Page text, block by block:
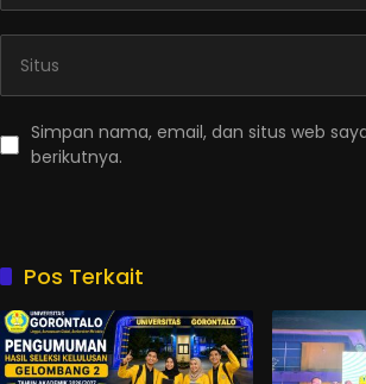
Simpan nama, email, dan situs web
berikutnya.
Pos Terkait